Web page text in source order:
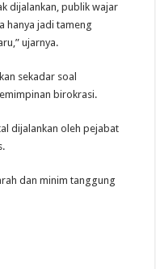
dijalankan, publik wajar
hanya jadi tameng
ujarnya.
sekadar soal
birokrasi.
dijalankan oleh pejabat
dan minim tanggung